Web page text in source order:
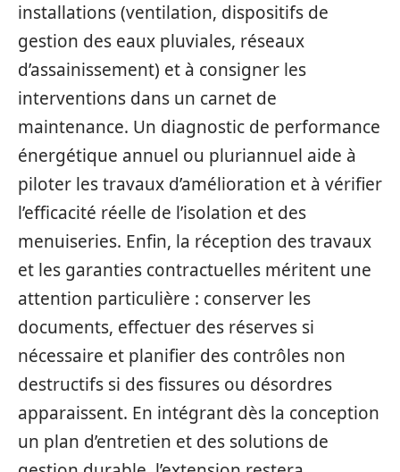
installations (ventilation, dispositifs de
gestion des eaux pluviales, réseaux
d’assainissement) et à consigner les
interventions dans un carnet de
maintenance. Un diagnostic de performance
énergétique annuel ou pluriannuel aide à
piloter les travaux d’amélioration et à vérifier
l’efficacité réelle de l’isolation et des
menuiseries. Enfin, la réception des travaux
et les garanties contractuelles méritent une
attention particulière : conserver les
documents, effectuer des réserves si
nécessaire et planifier des contrôles non
destructifs si des fissures ou désordres
apparaissent. En intégrant dès la conception
un plan d’entretien et des solutions de